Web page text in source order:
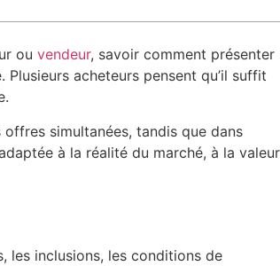
ou vendeur, savoir comment présenter
acheteurs pensent qu’il suffit
simultanées, tandis que dans
à la réalité du marché, à la valeur
les inclusions, les conditions de